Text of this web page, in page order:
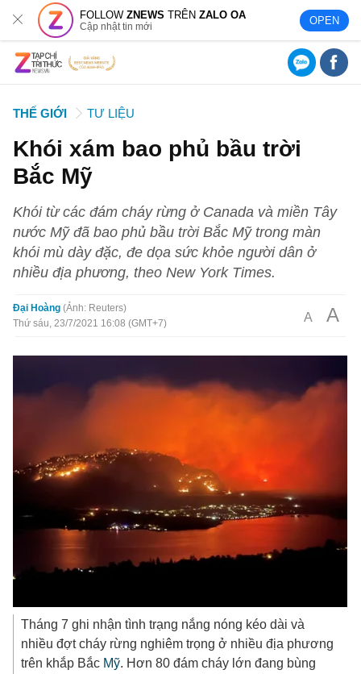
FOLLOWZNEWS TRÊNZALO OA
Cập nhật tin mới OPEN
THẾ GIỚI TƯ LIỆU
Khói xám bao phủ bầu trời
Bắc Mỹ
Khói từ các đám cháy rừng ở Canada và miền Tây
nước Mỹ đã bao phủ bầu trời Bắc Mỹ trong màn
khói mù dày đặc, đe dọa sức khỏe người dân ở
nhiều địa phương, theo New York Times.
Đại Hoàng Ảnh: Reuters
Thứ sáu, 23/7/2021 16:08 (GMT+7)
A A
Tháng 7 ghi nhận tình trạng nắng nóng kéo dài và
nhiều đợt cháy rừng nghiêm trọng ở nhiều địa phương
trên khắp Bắc Mỹ. Hơn 80 đám cháy lớn đang bùng